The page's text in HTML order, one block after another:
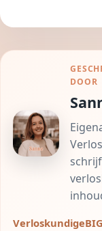
DOOR
Verloskundige